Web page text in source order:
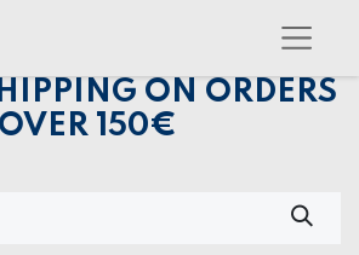
ON ORDERS
OVER 150€